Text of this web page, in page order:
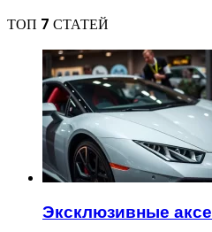
ТОП 7 СТАТЕЙ
Эксклюзивные